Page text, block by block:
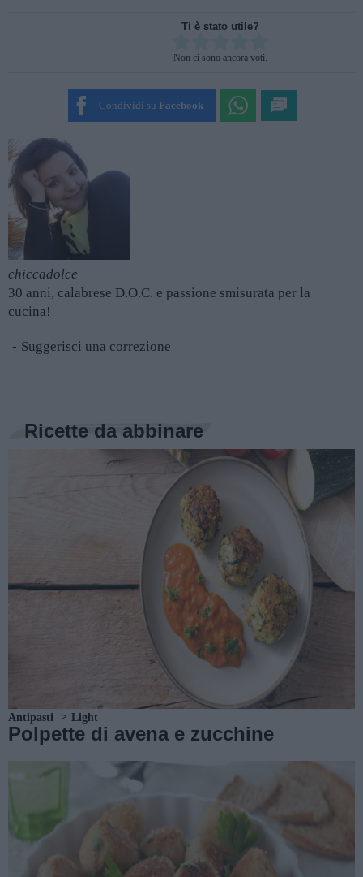
Ti è stato utile?
SUBMIT RATING
Non ci sono ancora voti.
Condividi su Facebook
chiccadolce
30 anni, calabrese D.O.C. e passione smisurata per la
cucina!
Suggerisci una correzione
Ricette da abbinare
Antipasti Light
Polpette di avena e zucchine